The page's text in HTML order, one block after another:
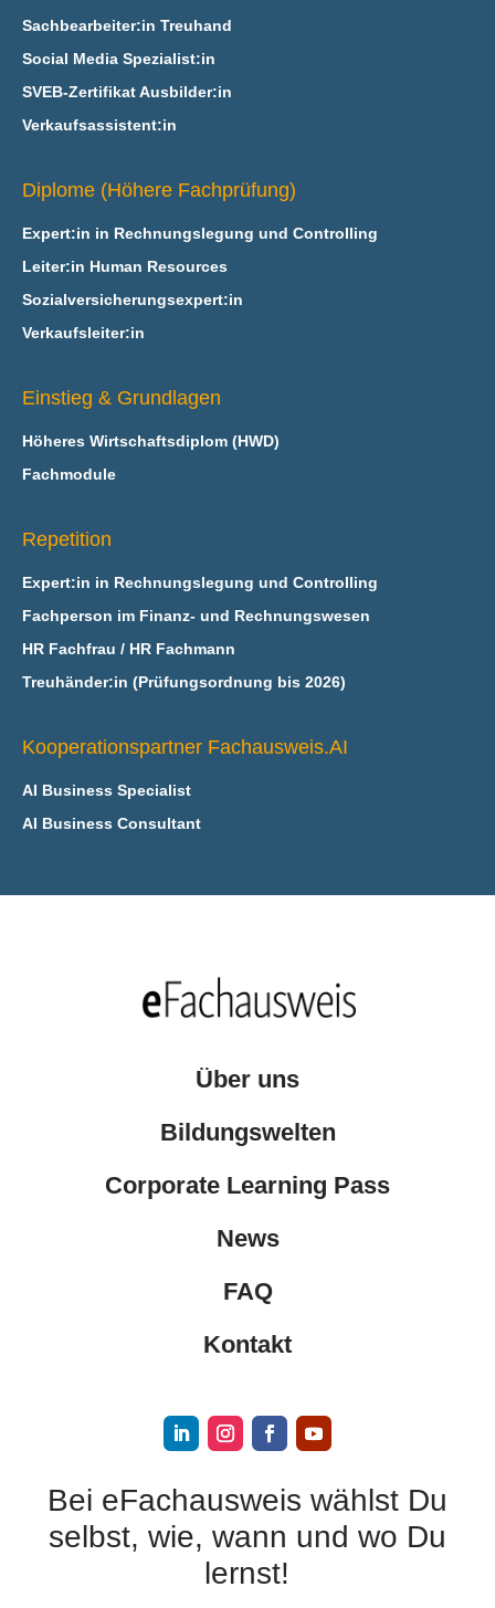
Sachbearbeiter:in Treuhand
Social Media Spezialist:in
SVEB-Zertifikat Ausbilder:in
Verkaufsassistent:in
Diplome (Höhere Fachprüfung)
Expert:in in Rechnungslegung und Controlling
Leiter:in Human Resources
Sozialversicherungsexpert:in
Verkaufsleiter:in
Einstieg & Grundlagen
Höheres Wirtschaftsdiplom (HWD)
Fachmodule
Repetition
Expert:in in Rechnungslegung und Controlling
Fachperson im Finanz- und Rechnungswesen
HR Fachfrau / HR Fachmann
Treuhänder:in (Prüfungsordnung bis 2026)
Kooperationspartner Fachausweis.AI
AI Business Specialist
AI Business Consultant
Über uns
Bildungswelten
Corporate Learning Pass
News
FAQ
Kontakt
Bei eFachausweis wählst Du
selbst, wie, wann und wo Du
lernst!